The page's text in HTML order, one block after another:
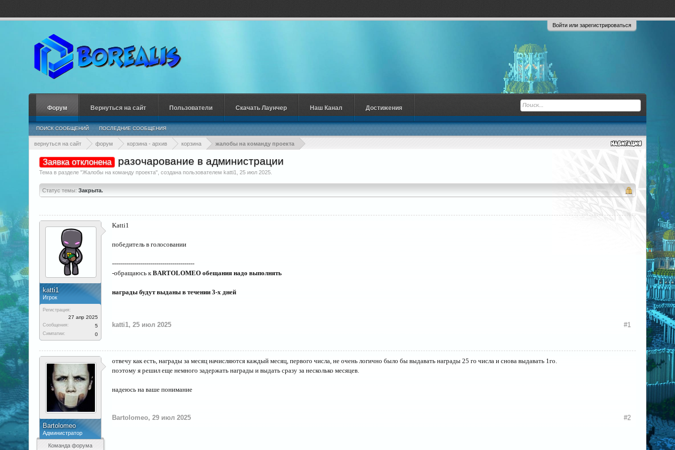
Войти или зарегистрироваться
вернуться на сайт форум корзина - архив корзина жалобы на команду проекта
Заявка отклонена разочарование в администрации
Тема в разделе "Жалобы на команду проекта", создана пользователем katti1 25 июл 2025
Статус темы: Закрыта.
katti1
Игрок
Регистрация:
27 апр 2025
Сообщения: 5
Симпатии: 0
Katti1
победитель в голосовании
-----------------------------------------
-обращаюсь кBARTOLOMEO обещания надо выполнять
награды будут выданы в течении 3-х дней
katti1, 25 июл 2025 #1
Bartolomeo
Администратор
Команда форума
отвечу как есть, награды за месяц начисляются каждый месяц, первого числа, не очень логично было бы выдавать награды 25 го числа и снова выдавать 1го.
поэтому я решил еще немного задержать награды и выдать сразу за несколько месяцев.
надеюсь на ваше понимание
Bartolomeo, 29 июл 2025 #2
Форум
ПОИСК СООБЩЕНИЙ ПОСЛЕДНИЕ СООБЩЕНИЯ
Вернуться на сайт Пользователи Скачать Лаунчер Наш Канал Достижения